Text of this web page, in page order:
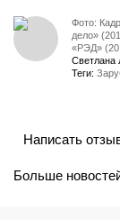
Фото:
дело»
«РЭД»
Светлана
Теги:
Больше
Написать